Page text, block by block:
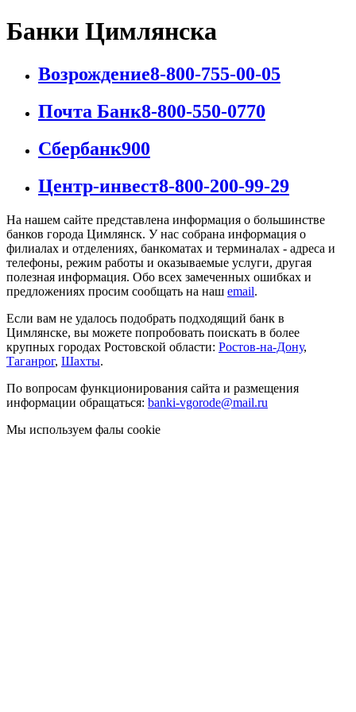
Банки Цимлянска
Возрождение8-800-755-00-05
Почта Банк8-800-550-0770
Сбербанк900
Центр-инвест8-800-200-99-29
На нашем сайте представлена информация о большинстве
банков города Цимлянск. У нас собрана информация о
филиалах и отделениях, банкоматах и терминалах - адреса и
телефоны, режим работы и оказываемые услуги, другая
полезная информация. Обо всех замеченных ошибках и
предложениях просим сообщать на наш email.
Если вам не удалось подобрать подходящий банк в
Цимлянске, вы можете попробовать поискать в более
крупных городах Ростовской области: Ростов-на-Дону,
Таганрог, Шахты.
По вопросам функционирования сайта и размещения
информации обращаться: banki-vgorode@mail.ru
Мы используем фалы cookie